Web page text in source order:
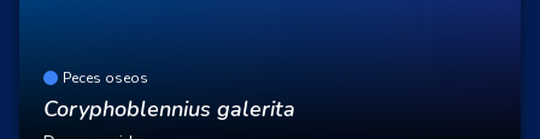
Peces oseos
Coryphoblennius galerita